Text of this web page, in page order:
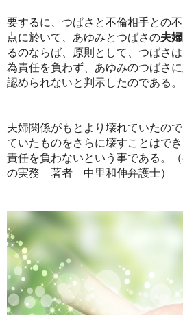
要するに、つばさと不倫相手との
点に於いて、あゆみとつばさの夫
るのならば、原則として、つばさ
為責任を負わず、あゆみのつばさ
認められないと判示したのである。
夫婦関係がもとより壊れていたの
ていたものをさらに壊すことはで
責任を負わないという事である。
の実務 著者 中里和伸弁護士）